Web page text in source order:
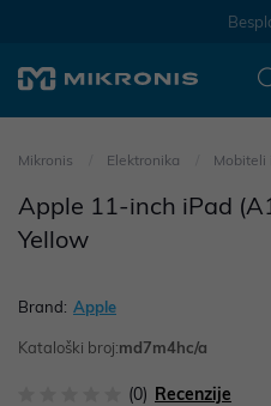
Mikronis Elektronika Mobiteli
Apple 11-inch iPad
Yellow
Brand: Apple
Kataloški broj:md7m4hc/a
(0) Recenzije